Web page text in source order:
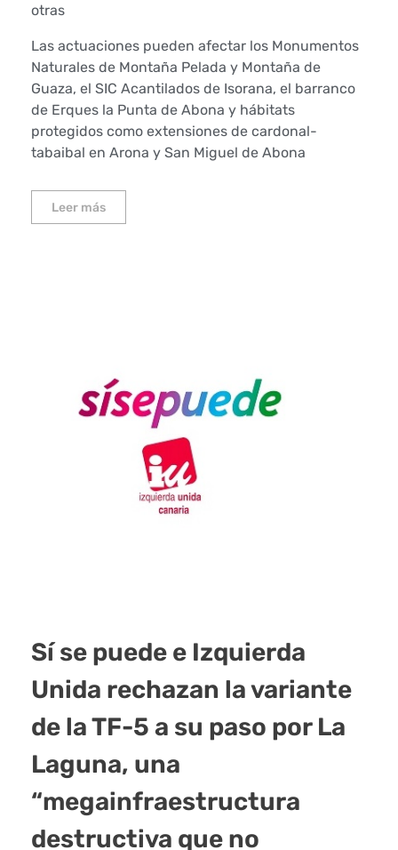
otras
Las actuaciones pueden afectar los Monumentos
Naturales de Montaña Pelada y Montaña de
Guaza, el SIC Acantilados de Isorana, el barranco
de Erques la Punta de Abona y hábitats
protegidos como extensiones de cardonal-
tabaibal en Arona y San Miguel de Abona
Leer más
Sí se puede e Izquierda
Unida rechazan la variante
de la TF-5 a su paso por La
Laguna, una
“megainfraestructura
destructiva que no